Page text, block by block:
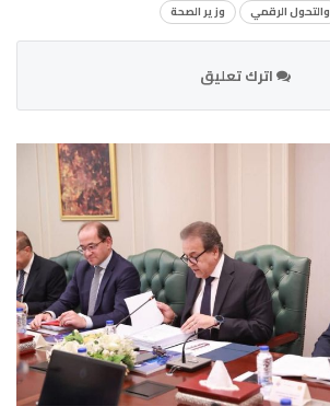
والتحول الرقمي وزير الصحة
اترك تعليق